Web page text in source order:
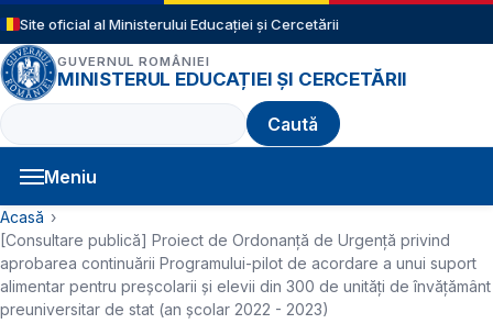
Sari la conținutul principal
Site oficial al Ministerului Educației și Cercetării
GUVERNUL ROMÂNIEI
MINISTERUL EDUCAȚIEI ȘI CERCETĂRII
Caută
Meniu
Navigație principală
Cale de navigare
Acasă
[Consultare publică] Proiect de Ordonanță de Urgență privind
aprobarea continuării Programului-pilot de acordare a unui suport
alimentar pentru preşcolarii şi elevii din 300 de unităţi de învăţământ
preuniversitar de stat (an școlar 2022 - 2023)